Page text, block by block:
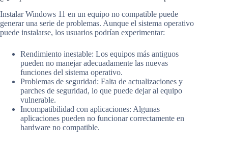
Instalar Windows 11 en un equipo no compatible puede
generar una serie de problemas. Aunque el sistema operativo
puede instalarse, los usuarios podrían experimentar:
Rendimiento inestable: Los equipos más antiguos
pueden no manejar adecuadamente las nuevas
funciones del sistema operativo.
Problemas de seguridad: Falta de actualizaciones y
parches de seguridad, lo que puede dejar al equipo
vulnerable.
Incompatibilidad con aplicaciones: Algunas
aplicaciones pueden no funcionar correctamente en
hardware no compatible.